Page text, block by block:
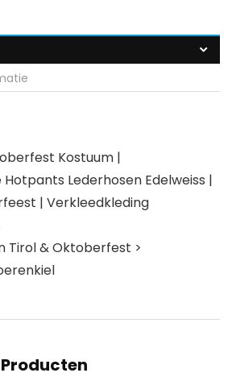
Kostuum |
Lederhosen Edelweiss |
| Verkleedkleding
Tirol & Oktoberfest >